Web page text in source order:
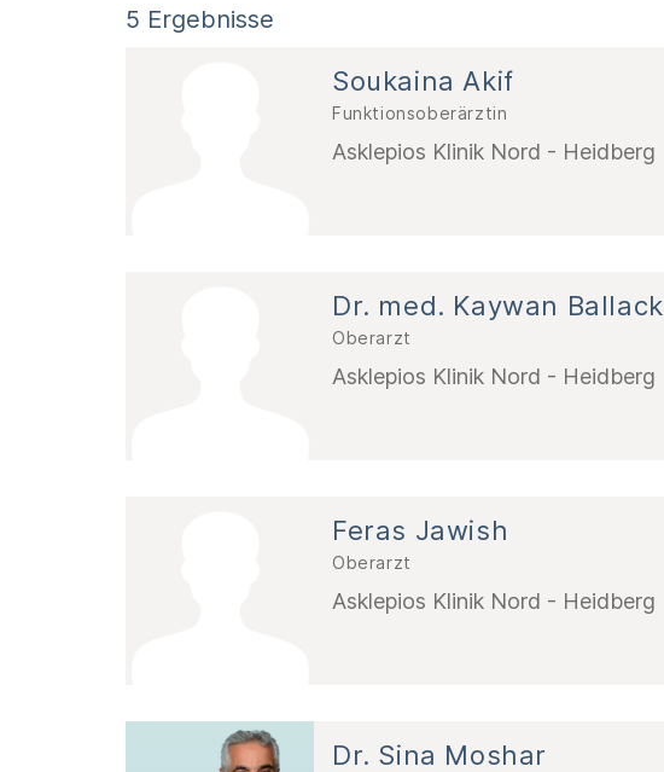
5 Ergebnisse
Soukaina Akif
Funktionsoberärztin
Asklepios Klinik Nord - Heidberg
Dr. med. Kaywan Ballack
Oberarzt
Asklepios Klinik Nord - Heidberg
Feras Jawish
Oberarzt
Asklepios Klinik Nord - Heidberg
Dr. Sina Moshar